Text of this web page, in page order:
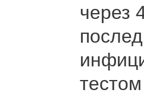
через